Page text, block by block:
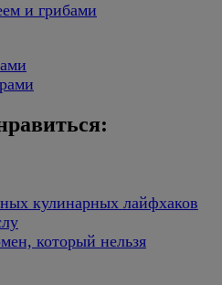
и грибами
кулинарных лайфхаков
который нельзя